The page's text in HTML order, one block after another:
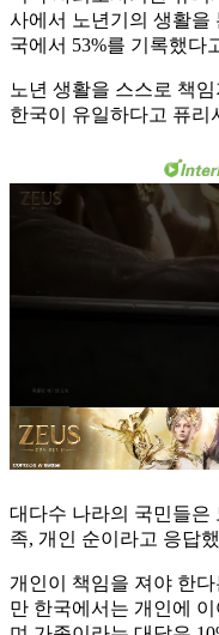
사에서 노년기의 생활을
국에서 53%를 기록했다
노년 생활을 스스로 책
한국이 유일하다고 퓨리
대다수 나라의 국민들은
족, 개인 순이라고 응답
개인이 책임을 져야 한다
만 한국에서는 개인에